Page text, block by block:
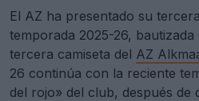
El AZ ha presentado su
temporada 2025-26, bautizada
tercera camiseta del AZ
26 continúa con la reciente
del rojo» del club, después de